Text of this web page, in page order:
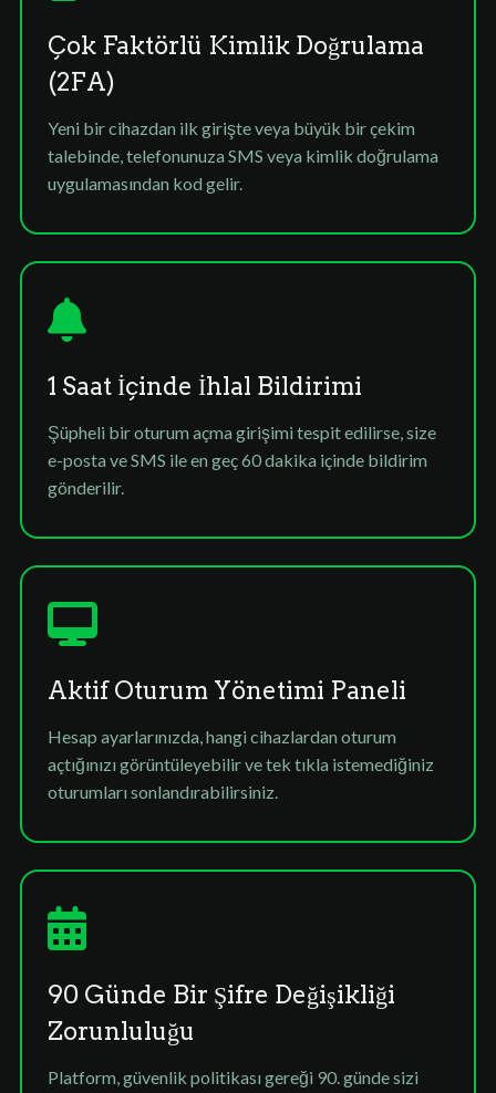
Çok Faktörlü Kimlik Doğrulama
(2FA)
Yeni bir cihazdan ilk girişte veya büyük bir çekim
talebinde, telefonunuza SMS veya kimlik doğrulama
uygulamasından kod gelir.
1 Saat İçinde İhlal Bildirimi
Şüpheli bir oturum açma girişimi tespit edilirse, size
e-posta ve SMS ile en geç 60 dakika içinde bildirim
gönderilir.
Aktif Oturum Yönetimi Paneli
Hesap ayarlarınızda, hangi cihazlardan oturum
açtığınızı görüntüleyebilir ve tek tıkla istemediğiniz
oturumları sonlandırabilirsiniz.
90 Günde Bir Şifre Değişikliği
Zorunluluğu
Platform, güvenlik politikası gereği 90. günde sizi